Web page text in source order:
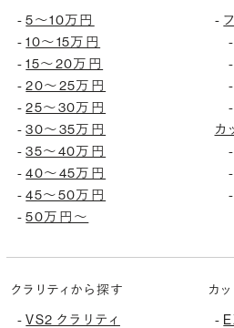
-5〜10万円
-10〜15万円
-15〜20万円
-20〜25万円
-25〜30万円
-30〜35万円
-35〜40万円
-40〜45万円
-45〜50万円
-50万円〜
-
-
-
-
-
カ
-
-
-
クラリティから探す
-VS2 クラリティ
カ
-